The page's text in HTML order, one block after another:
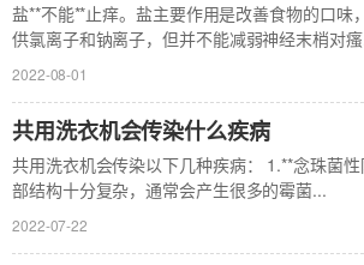
盐**不能**止痒。盐主要作用是改善食物的口味
供氯离子和钠离子，但并不能减弱神经末梢对
2022-08-01
共用洗衣机会传染什么疾病
共用洗衣机会传染以下几种疾病： 1.**念珠菌性阴道炎**：洗衣机的内
部结构十分复杂，通常会产生很多的霉菌...
2022-07-22